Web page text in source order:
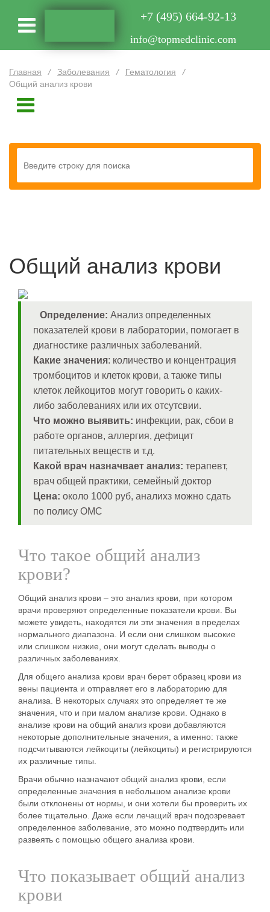
+7 (495) 664-92-13
info@topmedclinic.com
Главная / Заболевания / Гематология
/
Общий анализ крови
Общий анализ крови
Определение: Анализ определенных
показателей крови в лаборатории, помогает в
диагностике различных заболеваний.
Какие значения: количество и концентрация
тромбоцитов и клеток крови, а также типы
клеток лейкоцитов могут говорить о каких-
либо заболеваниях или их отсутсвии.
Что можно выявить: инфекции, рак, сбои в
работе органов, аллергия, дефицит
питательных веществ и т.д.
Какой врач назначвает анализ: терапевт,
врач общей практики, семейный доктор
Цена: около 1000 руб, аналихз можно сдать
по полису ОМС
Что такое общий анализ
крови?
Общий анализ крови – это анализ крови, при котором
врачи проверяют определенные показатели крови. Вы
можете увидеть, находятся ли эти значения в пределах
нормального диапазона. И если они слишком высокие
или слишком низкие, они могут сделать выводы о
различных заболеваниях.
Для общего анализа крови врач берет образец крови из
вены пациента и отправляет его в лабораторию для
анализа. В некоторых случаях это определяет те же
значения, что и при малом анализе крови. Однако в
анализе крови на общий анализ крови добавляются
некоторые дополнительные значения, а именно: также
подсчитываются лейкоциты (лейкоциты) и регистрируются
их различные типы.
Врачи обычно назначают общий анализ крови, если
определенные значения в небольшом анализе крови
были отклонены от нормы, и они хотели бы проверить их
более тщательно. Даже если лечащий врач подозревает
определенное заболевание, это можно подтвердить или
развеять с помощью общего анализа крови.
Что показывает общий анализ
крови